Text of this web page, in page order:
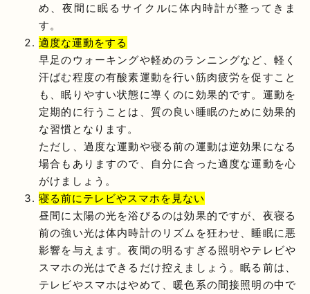
め、夜間に眠るサイクルに体内時計が整ってきま
す。
適度な運動をする
早足のウォーキングや軽めのランニングなど、軽く
汗ばむ程度の有酸素運動を行い筋肉疲労を促すこと
も、眠りやすい状態に導くのに効果的です。運動を
定期的に行うことは、質の良い睡眠のために効果的
な習慣となります。
ただし、過度な運動や寝る前の運動は逆効果になる
場合もありますので、自分に合った適度な運動を心
がけましょう。
寝る前にテレビやスマホを見ない
昼間に太陽の光を浴びるのは効果的ですが、夜寝る
前の強い光は体内時計のリズムを狂わせ、睡眠に悪
影響を与えます。夜間の明るすぎる照明やテレビや
スマホの光はできるだけ控えましょう。眠る前は、
テレビやスマホはやめて、暖色系の間接照明の中で